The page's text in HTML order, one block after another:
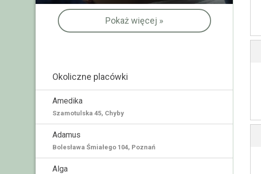
Pokaż więcej »
Okoliczne placówki
Amedika
Szamotulska 45, Chyby
Adamus
Bolesława Śmiałego 104, Poznań
Alga